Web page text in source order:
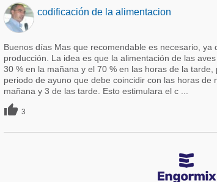
codificación de la alimentacion
Buenos días Mas que recomendable es necesario, ya
producción. La idea es que la alimentación de las
30 % en la mañana y el 70 % en las horas de la
periodo de ayuno que debe coincidir con las horas de
mañana y 3 de las tarde. Esto estimulara el c ...
 3